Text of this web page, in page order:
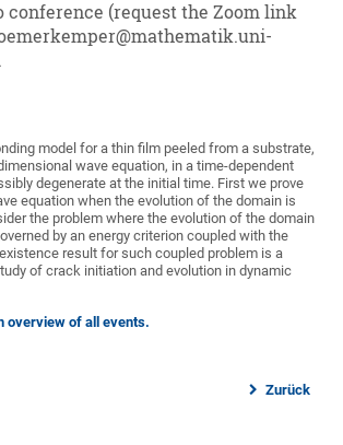
conference (request the Zoom link
model for a thin film peeled from a substrate,
wave equation, in a time-dependent
degenerate at the initial time. First we prove
equation when the evolution of the domain is
the problem where the evolution of the domain
by an energy criterion coupled with the
result for such coupled problem is a
of crack initiation and evolution in dynamic
overview of all events.
Zurück